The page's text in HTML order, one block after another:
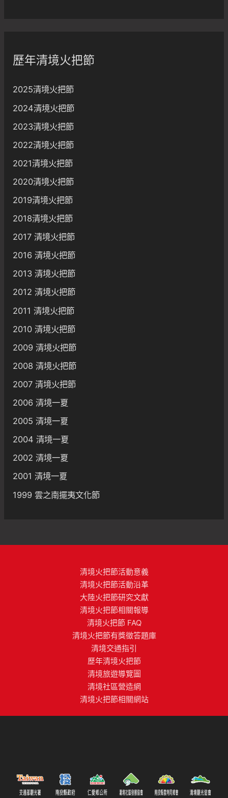
歷年清境火把節
2025清境火把節
2024清境火把節
2023清境火把節
2022清境火把節
2021清境火把節
2020清境火把節
2019清境火把節
2018清境火把節
2017 清境火把節
2016 清境火把節
2013 清境火把節
2012 清境火把節
2011 清境火把節
2010 清境火把節
2009 清境火把節
2008 清境火把節
2007 清境火把節
2006 清境一夏
2005 清境一夏
2004 清境一夏
2002 清境一夏
2001 清境一夏
1999 雲之南擺夷文化節
清境火把節活動意義
清境火把節活動沿革
大陸火把節研究文獻
清境火把節相關報導
清境火把節 FAQ
清境火把節有獎徵答題庫
清境交通指引
歷年清境火把節
清境旅遊導覽圖
清境社區營造網
清境火把節相關網站